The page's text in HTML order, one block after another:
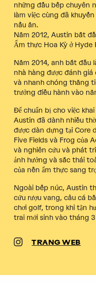
những đầu bếp chuyên
làm việc cùng đã
nấu ăn.
Năm 2012, Austin bắt
Ẩm thực Hoa Kỳ ở Hyde
Năm 2014, anh bắt đầu
nhà hàng được đánh
và nhanh chóng thăng
trưởng điều hành vào
Để chuẩn bị cho việc
Austin đã dành nhiều
được dàn dựng tại Core
Five Fields và Frog của
và nghiên cứu và phát
ảnh hưởng và sắc thái
của nền ẩm thực sang
Ngoài bếp núc, Austin
cứu rượu vang, câu cá
chơi golf, trong khi tận
trai mới sinh vào tháng
TRANG WEB